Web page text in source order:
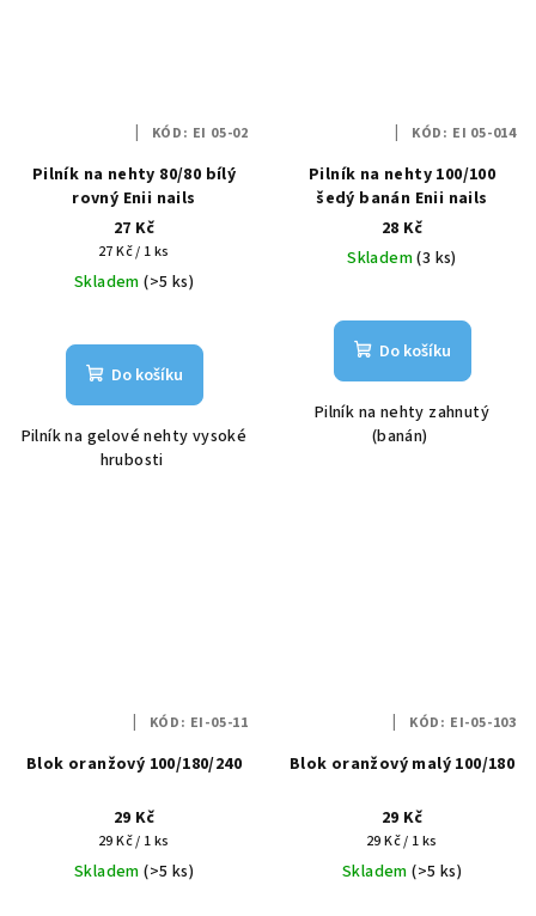
Pilník na nehty 80/80 bílý
rovný Enii nails
27 Kč
Měrná
cena:
27 Kč / 1 ks
Skladem(>5 ks)
Do košíku
Pilník na gelové nehty vysoké
hrubosti
KÓD: EI 05-02
Pilník na nehty 100/100
šedý banán Enii nails
28 Kč
Skladem(3 ks)
Do košíku
Pilník na nehty zahnutý
(banán)
KÓD: EI 05-014
Blok oranžový 100/180/240
29 Kč
Měrná
cena:
29 Kč / 1 ks
Skladem(>5 ks)
KÓD: EI-05-11
Blok oranžový malý 100/180
29 Kč
Měrná
cena:
29 Kč / 1 ks
Skladem(>5 ks)
KÓD: EI-05-103